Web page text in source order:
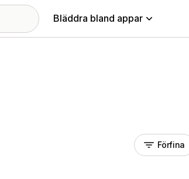
Bläddra bland appar
Förfina